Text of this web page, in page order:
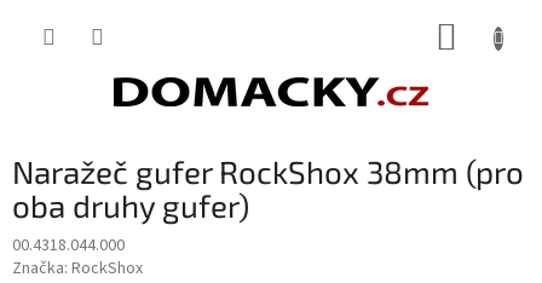
Naražeč gufer RockShox 38mm (pro
oba druhy gufer)
00.4318.044.000
Značka: RockShox